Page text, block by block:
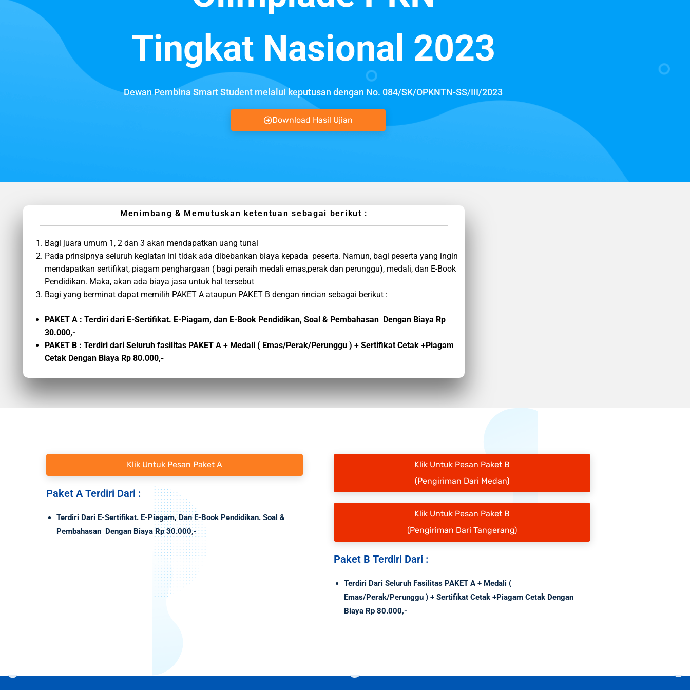
Tingkat Nasional 2023
Dewan Pembina Smart Student melalui keputusan dengan No. 084/SK/OPKNTN-SS/III/2023
Download Hasil Ujian
Menimbang & Memutuskan ketentuan sebagai berikut :
Bagi juara umum 1, 2 dan 3 akan mendapatkan uang tunai
Pada prinsipnya seluruh kegiatan ini tidak ada dibebankan biaya kepada peserta. Namun, bagi peserta yang ingin
mendapatkan sertifikat, piagam penghargaan ( bagi peraih medali emas,perak dan perunggu), medali, dan E-Book
Pendidikan. Maka, akan ada biaya jasa untuk hal tersebut
Bagi yang berminat dapat memilih PAKET A ataupun PAKET B dengan rincian sebagai berikut :
PAKET A : Terdiri dari E-Sertifikat. E-Piagam, dan E-Book Pendidikan, Soal & Pembahasan Dengan Biaya Rp
30.000,-
PAKET B : Terdiri dari Seluruh fasilitas PAKET A + Medali ( Emas/Perak/Perunggu ) + Sertifikat Cetak +Piagam
Cetak Dengan Biaya Rp 80.000,-
Klik Untuk Pesan Paket A
Paket A Terdiri Dari :
Terdiri Dari E-Sertifikat. E-Piagam, Dan E-Book Pendidikan. Soal &
Pembahasan Dengan Biaya Rp 30.000,-
Klik Untuk Pesan Paket B
(Pengiriman Dari Medan)
Klik Untuk Pesan Paket B
(Pengiriman Dari Tangerang)
Paket B Terdiri Dari :
Terdiri Dari Seluruh Fasilitas PAKET A + Medali (
Emas/Perak/Perunggu ) + Sertifikat Cetak +Piagam Cetak Dengan
Biaya Rp 80.000,-